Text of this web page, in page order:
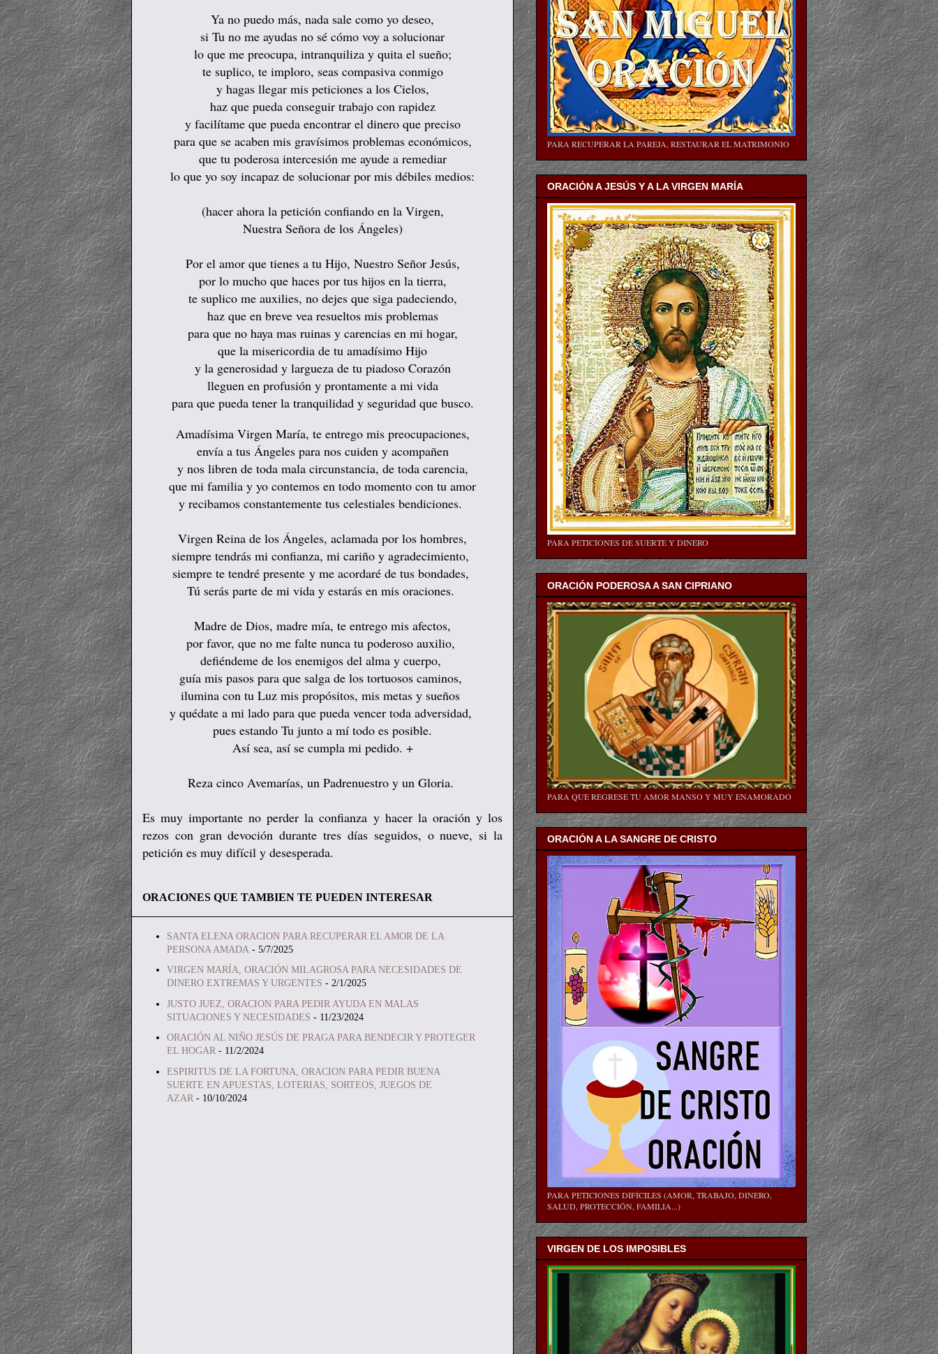
Ya no puedo más, nada sale como yo deseo,
si Tu no me ayudas no sé cómo voy a solucionar
lo que me preocupa, intranquiliza y quita el sueño;
te suplico, te imploro, seas compasiva conmigo
y hagas llegar mis peticiones a los Cielos,
haz que pueda conseguir trabajo con rapidez
y facilítame que pueda encontrar el dinero que preciso
para que se acaben mis gravísimos problemas económicos,
que tu poderosa intercesión me ayude a remediar
lo que yo soy incapaz de solucionar por mis débiles medios:
(hacer ahora la petición confiando en la Virgen,
Nuestra Señora de los Ángeles)
Por el amor que tienes a tu Hijo, Nuestro Señor Jesús,
por lo mucho que haces por tus hijos en la tierra,
te suplico me auxilies, no dejes que siga padeciendo,
haz que en breve vea resueltos mis problemas
para que no haya mas ruinas y carencias en mi hogar,
que la misericordia de tu amadísimo Hijo
y la generosidad y largueza de tu piadoso Corazón
lleguen en profusión y prontamente a mi vida
para que pueda tener la tranquilidad y seguridad que busco.
Amadísima Virgen María, te entrego mis preocupaciones,
envía a tus Ángeles para nos cuiden y acompañen
y nos libren de toda mala circunstancia, de toda carencia,
que mi familia y yo contemos en todo momento con tu amor
y recibamos constantemente tus celestiales bendiciones.
Virgen Reina de los Ángeles, aclamada por los hombres,
siempre tendrás mi confianza, mi cariño y agradecimiento,
siempre te tendré presente y me acordaré de tus bondades,
Tú serás parte de mi vida y estarás en mis oraciones.
Madre de Dios, madre mía, te entrego mis afectos,
por favor, que no me falte nunca tu poderoso auxilio,
defiéndeme de los enemigos del alma y cuerpo,
guía mis pasos para que salga de los tortuosos caminos,
ilumina con tu Luz mis propósitos, mis metas y sueños
y quédate a mi lado para que pueda vencer toda adversidad,
pues estando Tu junto a mí todo es posible.
Así sea, así se cumpla mi pedido. +
Reza cinco Avemarías, un Padrenuestro y un Gloria.
Es muy importante no perder la confianza y hacer la oración y los
rezos con gran devoción durante tres días seguidos, o nueve, si la
petición es muy difícil y desesperada.
ORACIONES QUE TAMBIEN TE PUEDEN INTERESAR
SANTA ELENA ORACION PARA RECUPERAR EL AMOR DE LA
PERSONA AMADA - 5/7/2025
VIRGEN MARÍA, ORACIÓN MILAGROSA PARA NECESIDADES DE
DINERO EXTREMAS Y URGENTES - 2/1/2025
JUSTO JUEZ, ORACION PARA PEDIR AYUDA EN MALAS
SITUACIONES Y NECESIDADES - 11/23/2024
ORACIÓN AL NIÑO JESÚS DE PRAGA PARA BENDECIR Y PROTEGER
EL HOGAR - 11/2/2024
ESPIRITUS DE LA FORTUNA, ORACION PARA PEDIR BUENA
SUERTE EN APUESTAS, LOTERIAS, SORTEOS, JUEGOS DE
AZAR - 10/10/2024
PARA RECUPERAR LA PAREJA, RESTAURAR EL MATRIMONIO
ORACIÓN A JESÚS Y A LA VIRGEN MARÍA
PARA PETICIONES DE SUERTE Y DINERO
ORACIÓN PODEROSA A SAN CIPRIANO
PARA QUE REGRESE TU AMOR MANSO Y MUY ENAMORADO
ORACIÓN A LA SANGRE DE CRISTO
PARA PETICIONES DIFÍCILES (AMOR, TRABAJO, DINERO,
SALUD, PROTECCIÓN, FAMILIA...)
VIRGEN DE LOS IMPOSIBLES